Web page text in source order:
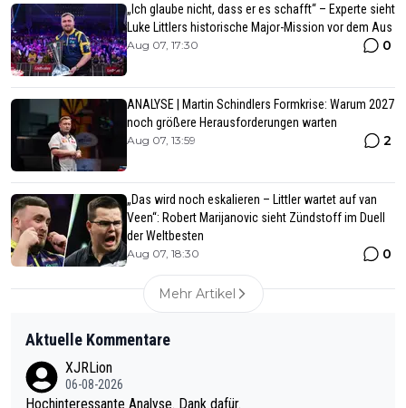
„Ich glaube nicht, dass er es schafft“ – Experte sieht
Luke Littlers historische Major-Mission vor dem Aus
Aug 07, 17:30 0
ANALYSE | Martin Schindlers Formkrise: Warum 2027
noch größere Herausforderungen warten
Aug 07, 13:59 2
„Das wird noch eskalieren – Littler wartet auf van
Veen“: Robert Marijanovic sieht Zündstoff im Duell
der Weltbesten
Aug 07, 18:30 0
Mehr Artikel
Aktuelle Kommentare
XJRLion
06-08-2026
Hochinteressante Analyse. Dank dafür.